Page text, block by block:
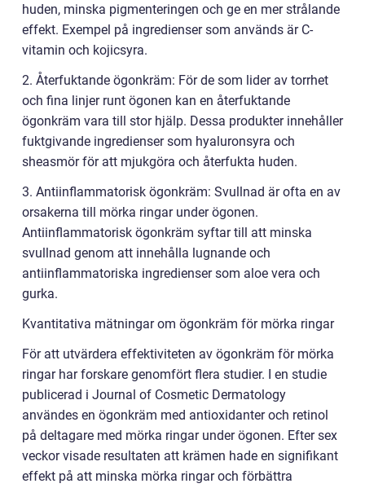
huden, minska pigmenteringen och ge en mer strålande
effekt. Exempel på ingredienser som används är C-
vitamin och kojicsyra.
2. Återfuktande ögonkräm: För de som lider av torrhet
och fina linjer runt ögonen kan en återfuktande
ögonkräm vara till stor hjälp. Dessa produkter innehåller
fuktgivande ingredienser som hyaluronsyra och
sheasmör för att mjukgöra och återfukta huden.
3. Antiinflammatorisk ögonkräm: Svullnad är ofta en av
orsakerna till mörka ringar under ögonen.
Antiinflammatorisk ögonkräm syftar till att minska
svullnad genom att innehålla lugnande och
antiinflammatoriska ingredienser som aloe vera och
gurka.
Kvantitativa mätningar om ögonkräm för mörka ringar
För att utvärdera effektiviteten av ögonkräm för mörka
ringar har forskare genomfört flera studier. I en studie
publicerad i Journal of Cosmetic Dermatology
användes en ögonkräm med antioxidanter och retinol
på deltagare med mörka ringar under ögonen. Efter sex
veckor visade resultaten att krämen hade en signifikant
effekt på att minska mörka ringar och förbättra